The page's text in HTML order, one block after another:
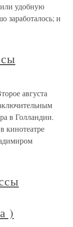
удобную
заработалось; и
августа
в Голландии.
кинотеатре
)